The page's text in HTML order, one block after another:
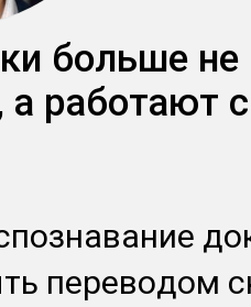
боль­ше не
ра­ботают
пе­ре­во­дом